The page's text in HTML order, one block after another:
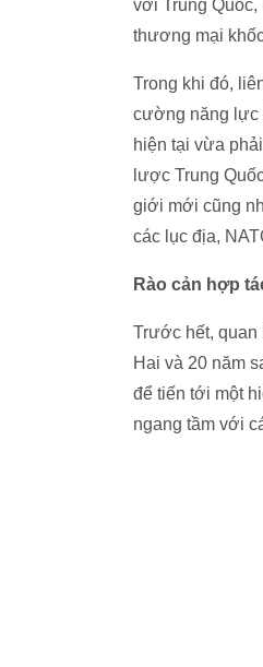
với Trung
thương mại
Trong khi đó,
cường năng lực
hiện tại vừa
lược Trung
giới mới cũng
các lục địa,
Rào cản hợp
Trước hết,
Hai và 20 năm
để tiến tới một
ngang tầm với